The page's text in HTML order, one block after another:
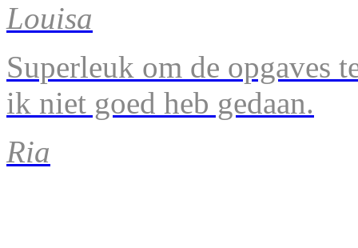
Louisa
Superleuk om de opgaves
ik niet goed heb gedaan.
Ria